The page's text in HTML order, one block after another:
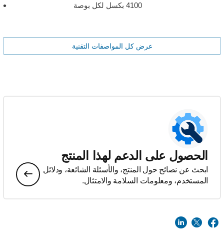
4100 بكسل لكل بوصة
عرض كل المواصفات التقنية
الحصول على الدعم لهذا المنتج
ابحث عن نصائح حول المنتج، والأسئلة الشائعة، ودلائل
المستخدم، ومعلومات السلامة والامتثال.